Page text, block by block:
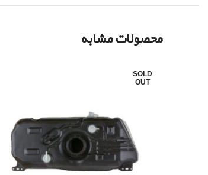
محصولات مشابه
SOLD
OUT